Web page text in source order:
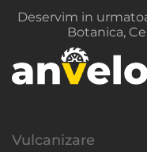
Deservim in
Botanica,
Vulcanizare